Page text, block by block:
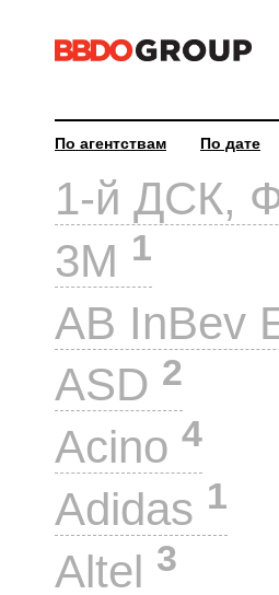
По агентствам По дате
1-й ДСК,
3M 1
AB InBev
ASD 2
Acino 4
Adidas 1
Altel 3